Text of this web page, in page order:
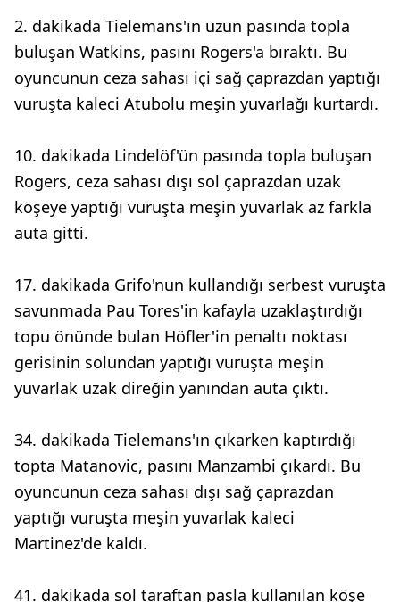
2. dakikada Tielemans'ın uzun pasında topla
buluşan Watkins, pasını Rogers'a bıraktı. Bu
oyuncunun ceza sahası içi sağ çaprazdan yaptığı
vuruşta kaleci Atubolu meşin yuvarlağı kurtardı.
10. dakikada Lindelöf'ün pasında topla buluşan
Rogers, ceza sahası dışı sol çaprazdan uzak
köşeye yaptığı vuruşta meşin yuvarlak az farkla
auta gitti.
17. dakikada Grifo'nun kullandığı serbest vuruşta
savunmada Pau Tores'in kafayla uzaklaştırdığı
topu önünde bulan Höfler'in penaltı noktası
gerisinin solundan yaptığı vuruşta meşin
yuvarlak uzak direğin yanından auta çıktı.
34. dakikada Tielemans'ın çıkarken kaptırdığı
topta Matanovic, pasını Manzambi çıkardı. Bu
oyuncunun ceza sahası dışı sağ çaprazdan
yaptığı vuruşta meşin yuvarlak kaleci
Martinez'de kaldı.
41. dakikada sol taraftan pasla kullanılan köşe